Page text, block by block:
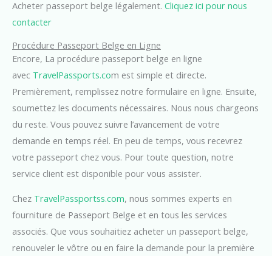
Acheter passeport belge légalement. Cliquez ici pour nous
contacter
Procédure Passeport Belge en Ligne
Encore, La procédure passeport belge en ligne
avec TravelPassports.com est simple et directe.
Premièrement, remplissez notre formulaire en ligne. Ensuite,
soumettez les documents nécessaires. Nous nous chargeons
du reste. Vous pouvez suivre l’avancement de votre
demande en temps réel. En peu de temps, vous recevrez
votre passeport chez vous. Pour toute question, notre
service client est disponible pour vous assister.
Chez TravelPassportss.com, nous sommes experts en
fourniture de Passeport Belge et en tous les services
associés. Que vous souhaitiez acheter un passeport belge,
renouveler le vôtre ou en faire la demande pour la première